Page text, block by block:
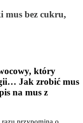
mus bez cukru,
który
Jak zrobić mus
na mus z